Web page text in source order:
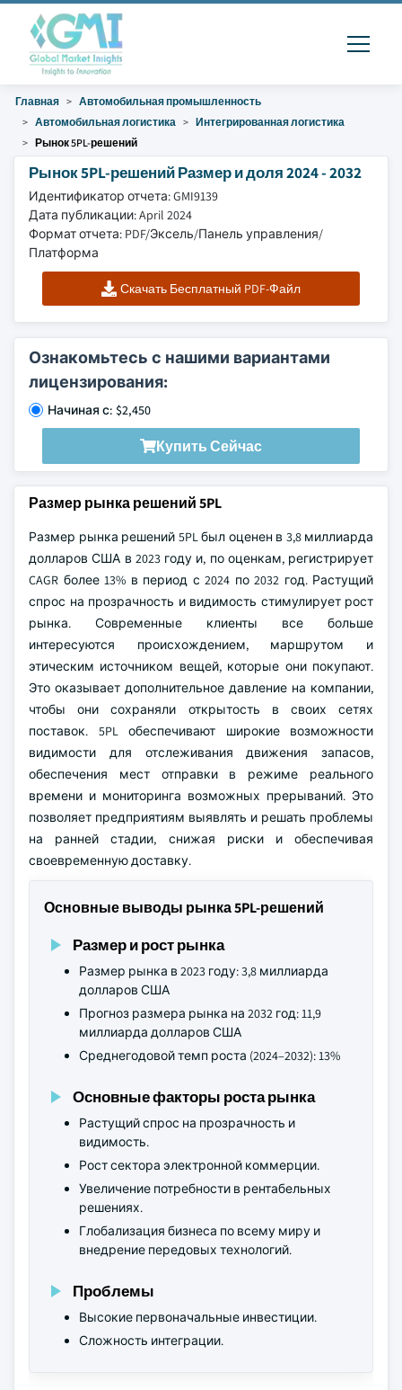
Главная
Автомобильная промышленность
Автомобильная логистика
Интегрированная логистика
Рынок 5PL-решений
Рынок 5PL-решений Размер и доля 2024 - 2032
Идентификатор отчета: GMI9139
Дата публикации: April 2024
Формат отчета: PDF/Эксель/Панель управления/
Платформа
Скачать Бесплатный PDF-Файл
Ознакомьтесь с нашими вариантами
лицензирования:
Начиная с: $2,450
Купить Сейчас
Размер рынка решений 5PL
Размер рынка решений 5PL был оценен в 3,8 миллиарда
долларов США в 2023 году и, по оценкам, регистрирует
CAGR более 13% в период с 2024 по 2032 год. Растущий
спрос на прозрачность и видимость стимулирует рост
рынка. Современные клиенты все больше
интересуются происхождением, маршрутом и
этическим источником вещей, которые они покупают.
Это оказывает дополнительное давление на компании,
чтобы они сохраняли открытость в своих сетях
поставок. 5PL обеспечивают широкие возможности
видимости для отслеживания движения запасов,
обеспечения мест отправки в режиме реального
времени и мониторинга возможных прерываний. Это
позволяет предприятиям выявлять и решать проблемы
на ранней стадии, снижая риски и обеспечивая
своевременную доставку.
Основные выводы рынка 5PL-решений
Размер и рост рынка
Размер рынка в 2023 году: 3,8 миллиарда
долларов США
Прогноз размера рынка на 2032 год: 11,9
миллиарда долларов США
Среднегодовой темп роста (2024–2032): 13%
Основные факторы роста рынка
Растущий спрос на прозрачность и
видимость.
Рост сектора электронной коммерции.
Увеличение потребности в рентабельных
решениях.
Глобализация бизнеса по всему миру и
внедрение передовых технологий.
Проблемы
Высокие первоначальные инвестиции.
Сложность интеграции.